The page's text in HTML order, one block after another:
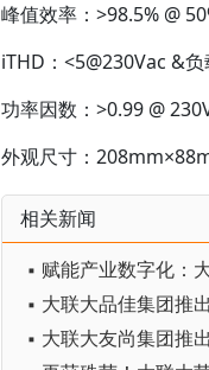
峰值效率：>98.5% @
iTHD：<5@230Vac &负
功率因数：>0.99 @
外观尺寸：
相关新闻